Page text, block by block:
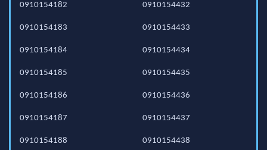
0910154182
0910154183
0910154184
0910154185
0910154186
0910154187
0910154188
0910154432
0910154433
0910154434
0910154435
0910154436
0910154437
0910154438